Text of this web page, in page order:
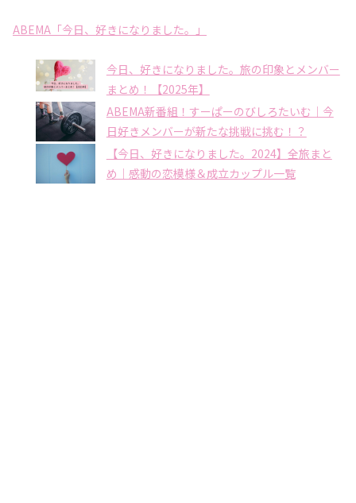
ABEMA「今日、好きになりました。」
今日、好きになりました。旅の印象とメンバー
まとめ！【2025年】
ABEMA新番組！すーぱーのびしろたいむ｜今
日好きメンバーが新たな挑戦に挑む！？
【今日、好きになりました。2024】全旅まと
め｜感動の恋模様＆成立カップル一覧